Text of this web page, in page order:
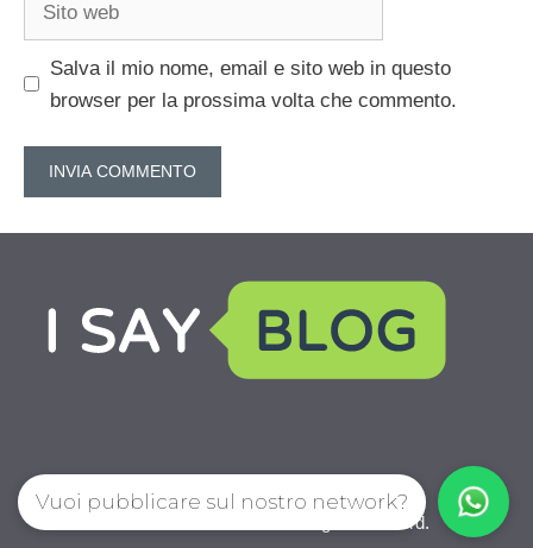
Salva il mio nome, email e sito web in questo
browser per la prossima volta che commento.
IoChiamo.com © 2026. All right reserverd.
Vuoi pubblicare sul nostro network?